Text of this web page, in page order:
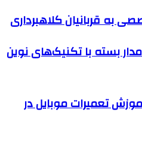
به قربانیان کلاهبرداری
بسته با تکنیک‌های نوین
تعمیرات موبایل در